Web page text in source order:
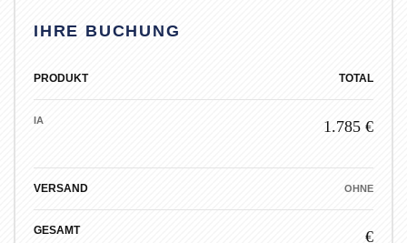
IHRE BUCHUNG
PRODUKT TOTAL
IA 1.785 €
VERSAND OHNE
GESAMT €